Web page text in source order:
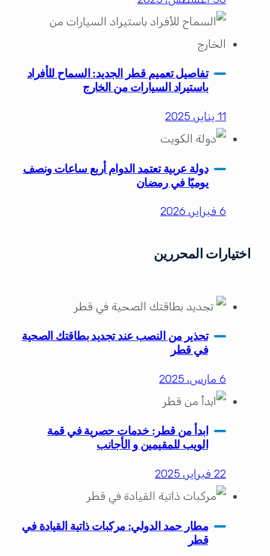
تفاصيل تعميم قطر الجديد: السماح للأفراد
باستيراد السيارات من الخارج
11 يناير، 2025
دولة عربية تعتمد الدوام أربع ساعات ونصف
يوميًا في رمضان
6 فبراير، 2026
اختيارات المحررين
تحذير من النصب عند تجديد بطاقتك الصحية
في قطر
6 مارس، 2025
ابدأ من قطر: خدمات حصرية في قمة
الويب للمقيمين و الأجانب
22 فبراير، 2025
مطار حمد الدولي: مركبات ذاتية القيادة في
قطر